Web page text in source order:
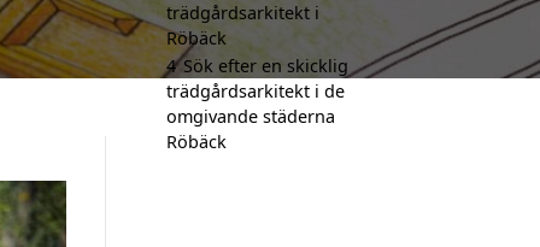
trädgårdsarkitekt i
Röbäck
4 Sök efter en skicklig
trädgårdsarkitekt i de
omgivande städerna
Röbäck